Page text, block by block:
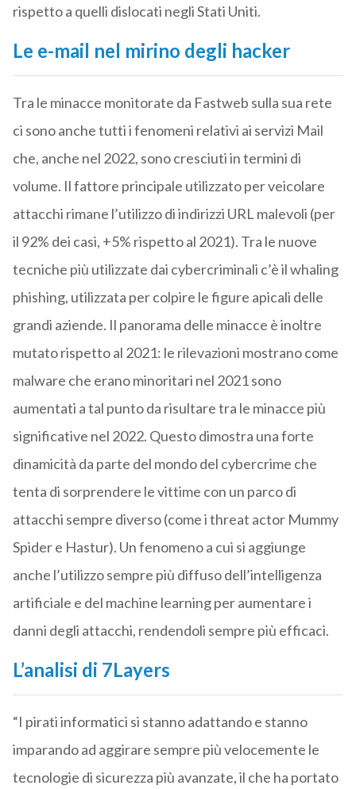
rispetto a quelli dislocati negli Stati Uniti.
Le e-mail nel mirino degli hacker
Tra le minacce monitorate da Fastweb sulla sua rete
ci sono anche tutti i fenomeni relativi ai servizi Mail
che, anche nel 2022, sono cresciuti in termini di
volume. Il fattore principale utilizzato per veicolare
attacchi rimane l’utilizzo di indirizzi URL malevoli (per
il 92% dei casi, +5% rispetto al 2021). Tra le nuove
tecniche più utilizzate dai cybercriminali c’è il whaling
phishing, utilizzata per colpire le figure apicali delle
grandi aziende. Il panorama delle minacce è inoltre
mutato rispetto al 2021: le rilevazioni mostrano come
malware che erano minoritari nel 2021 sono
aumentati a tal punto da risultare tra le minacce più
significative nel 2022. Questo dimostra una forte
dinamicità da parte del mondo del cybercrime che
tenta di sorprendere le vittime con un parco di
attacchi sempre diverso (come i threat actor Mummy
Spider e Hastur). Un fenomeno a cui si aggiunge
anche l’utilizzo sempre più diffuso dell’intelligenza
artificiale e del machine learning per aumentare i
danni degli attacchi, rendendoli sempre più efficaci.
L’analisi di 7Layers
“I pirati informatici si stanno adattando e stanno
imparando ad aggirare sempre più velocemente le
tecnologie di sicurezza più avanzate, il che ha portato